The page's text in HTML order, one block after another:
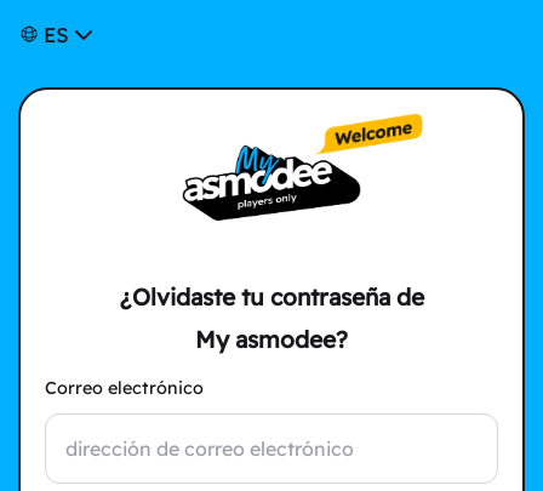
ES
¿Olvidaste tu contraseña de
My asmodee?
Correo electrónico